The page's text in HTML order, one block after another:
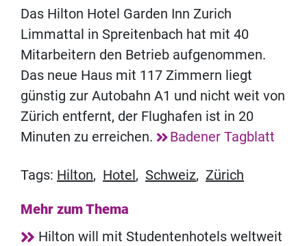
Das Hilton Hotel Garden Inn Zurich
Limmattal in Spreitenbach hat mit 40
Mitarbeitern den Betrieb aufgenommen.
Das neue Haus mit 117 Zimmern liegt
günstig zur Autobahn A1 und nicht weit von
Zürich entfernt, der Flughafen ist in 20
Minuten zu erreichen.
Badener Tagblatt
Tags: Hilton, Hotel , Schweiz, Zürich
Mehr zum Thema
Hilton will mit Studentenhotels weltweit